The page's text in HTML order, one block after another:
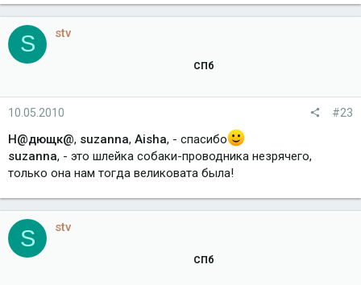
S stv
СПб
10.05.2010 #23
Н@дющк@, suzanna, Aisha, - спасибо
suzanna, - это шлейка собаки-проводника незрячего,
только она нам тогда великовата была!
S stv
СПб